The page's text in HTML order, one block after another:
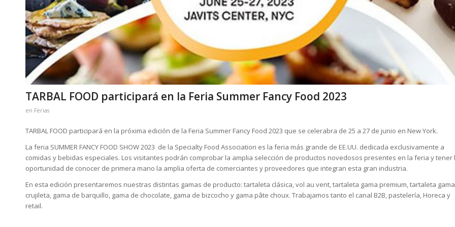
TARBAL FOOD participará en la Feria Summer Fancy Food 2023
en Ferias
TARBAL FOOD participará en la próxima edición de la Feria Summer Fancy Food 2023 que se celerabra de 25 a 27 de junio en New York.
La feria SUMMER FANCY FOOD SHOW 2023 de la Specialty Food Association es la feria más grande de EE.UU. dedicada exclusivamente a
comidas y bebidas especiales. Los visitantes podrán comprobar la amplia selección de productos novedosos presentes en la feria y tener
oportunidad de conocer de primera mano la amplia oferta de comerciantes y proveedores que integran esta gran industria.
En esta edición presentaremos nuestras distintas gamas de producto: tartaleta clásica, vol au vent, tartaleta gama premium, tartaleta gama
crujileta, gama de barquillo, gama de chocolate, gama de bizcocho y gama pâte choux. Trabajamos tanto el canal B2B, pastelería, Horeca y
retail.